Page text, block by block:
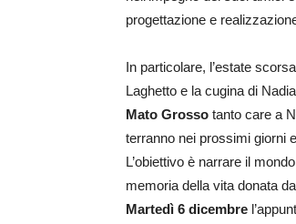
progettazione e
In particolare, l’estate
Laghetto e la cugina di
Mato Grosso tanto care a
terranno nei prossimi giorni
L’obiettivo è narrare il
memoria della vita donata
Martedì 6 dicembre